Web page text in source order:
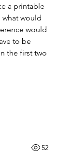
a printable
would
would
to be
the first two
52